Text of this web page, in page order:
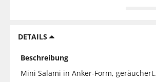
DETAILS
Beschreibung
Mini Salami in Anker-Form, geräuchert.